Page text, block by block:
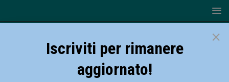
×
Iscriviti per rimanere
aggiornato!